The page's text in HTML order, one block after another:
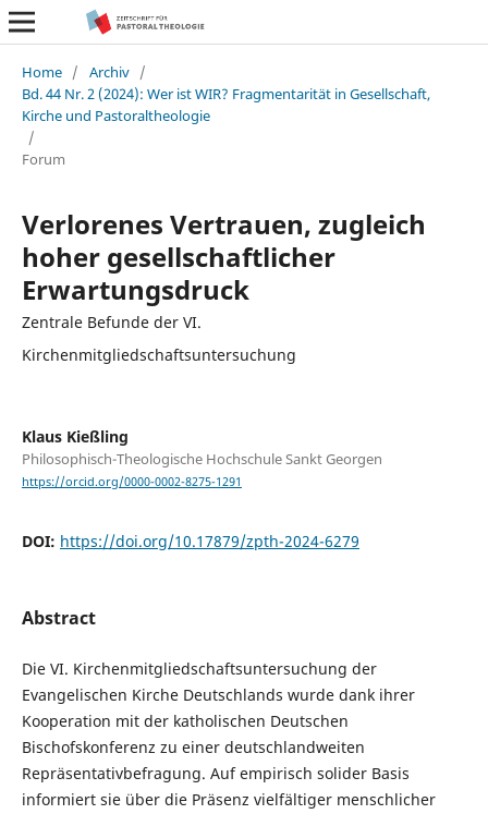
Home / Archiv /
Bd. 44 Nr. 2 (2024): Wer ist WIR? Fragmentarität in Gesellschaft,
Kirche und Pastoraltheologie
/
Forum
Verlorenes Vertrauen, zugleich
hoher gesellschaftlicher
Erwartungsdruck
Zentrale Befunde der VI.
Kirchenmitgliedschaftsuntersuchung
Klaus Kießling
Philosophisch-Theologische Hochschule Sankt Georgen
https://orcid.org/0000-0002-8275-1291
DOI: https://doi.org/10.17879/zpth-2024-6279
Abstract
Die VI. Kirchenmitgliedschaftsuntersuchung der
Evangelischen Kirche Deutschlands wurde dank ihrer
Kooperation mit der katholischen Deutschen
Bischofskonferenz zu einer deutschlandweiten
Repräsentativbefragung. Auf empirisch solider Basis
informiert sie über die Präsenz vielfältiger menschlicher